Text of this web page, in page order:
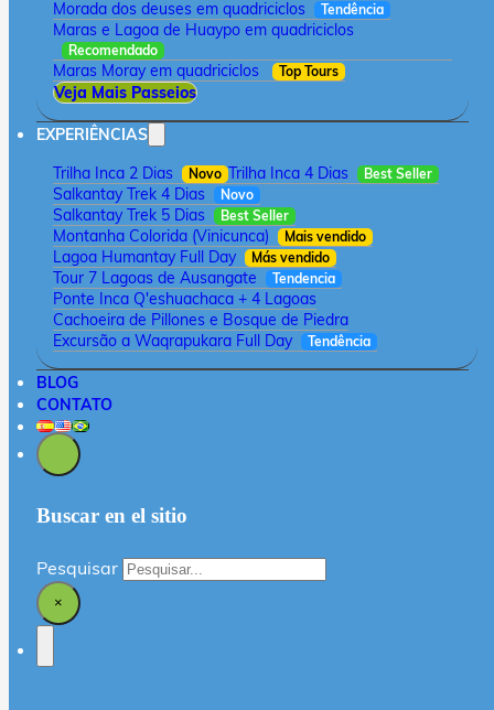
Morada dos deuses em quadriciclos Tendência
Maras e Lagoa de Huaypo em quadriciclos
Recomendado
Maras Moray em quadriciclos Top Tours
Veja Mais Passeios
EXPERIÊNCIAS
Trilha Inca 2 Dias
Novo Trilha Inca 4 Dias Best Seller
Salkantay Trek 4 Dias Novo
Salkantay Trek 5 Dias Best Seller
Montanha Colorida (Vinicunca) Mais vendido
Lagoa Humantay Full Day Más vendido
Tour 7 Lagoas de Ausangate Tendencia
Ponte Inca Q'eshuachaca + 4 Lagoas
Cachoeira de Pillones e Bosque de Piedra
Excursão a Waqrapukara Full Day
Tendência
BLOG
CONTATO
Buscar en el sitio
Pesquisar
×